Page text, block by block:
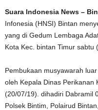
Suara Indonesia News –
Infonesia (HNSI) Bintan
yang di Gedum Lembaga
Kota Kec. bintan Timur sabtu
Pembukaan musyawarah
oleh Kepala Dinas Perikanan
(20/07/19). dihadiri Dabramil
Polsek Bintim, Polairud